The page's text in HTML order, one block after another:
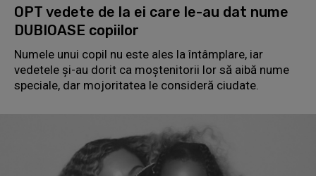
OPT vedete de la ei care le-au dat nume
DUBIOASE copiilor
Numele unui copil nu este ales la întâmplare, iar
vedetele și-au dorit ca moștenitorii lor să aibă nume
speciale, dar mojoritatea le consideră ciudate.